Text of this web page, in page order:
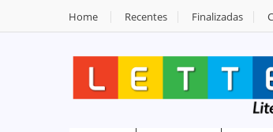
Home Recentes Finalizadas